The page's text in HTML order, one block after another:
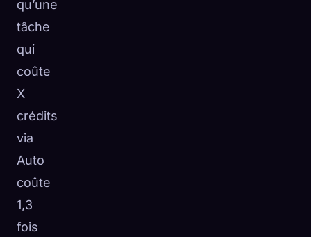
qu’une
tâche
qui
coûte
X
crédits
via
Auto
coûte
1,3
fois